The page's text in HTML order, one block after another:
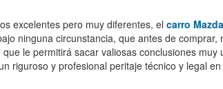
excelentes pero muy diferentes, el carro Mazda
ninguna circunstancia, que antes de
le permitirá sacar valiosas conclusiones
riguroso y profesional peritaje técnico y legal